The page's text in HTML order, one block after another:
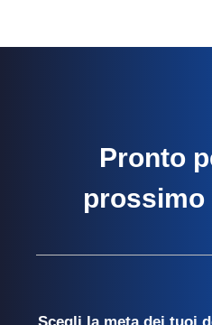
Pronto
prossimo